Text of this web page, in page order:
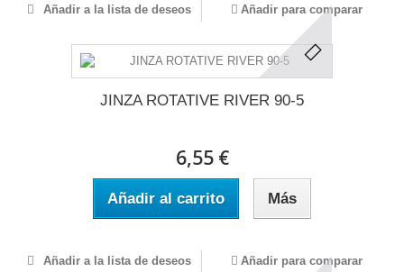
Añadir a la lista de deseos Añadir para comparar
JINZA ROTATIVE RIVER 90-5
6,55 €
Añadir al carrito Más
Añadir a la lista de deseos Añadir para comparar